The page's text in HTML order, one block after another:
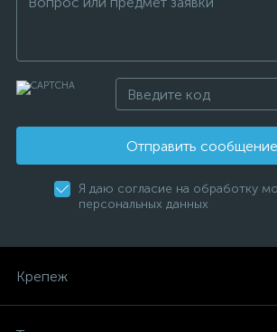
Отправить сообщение
Я даю согласие на обработку
персональных данных
Крепеж